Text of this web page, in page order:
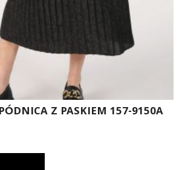
Z PASKIEM 157-9150A